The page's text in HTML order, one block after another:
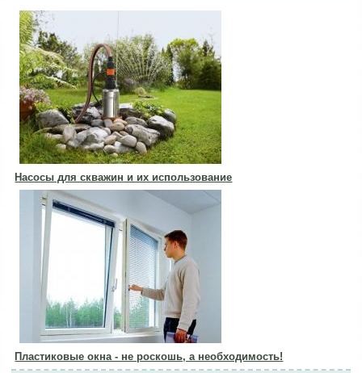
Насосы для скважин и их использование
Пластиковые окна - не роскошь, а необходимость!